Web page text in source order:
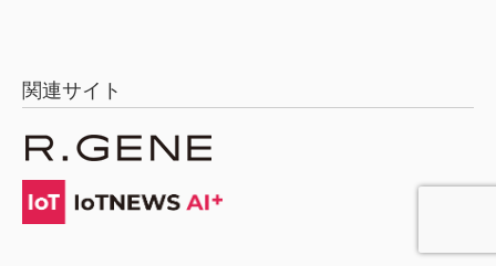
関連サイト